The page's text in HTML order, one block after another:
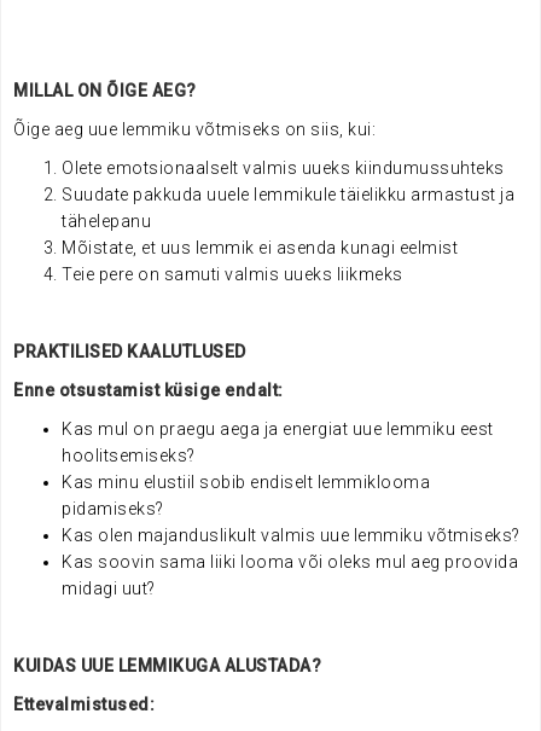
MILLAL ON ÕIGE AEG?
Õige aeg uue lemmiku võtmiseks on siis, kui:
Olete emotsionaalselt valmis uueks kiindumussuhteks
Suudate pakkuda uuele lemmikule täielikku armastust ja
tähelepanu
Mõistate, et uus lemmik ei asenda kunagi eelmist
Teie pere on samuti valmis uueks liikmeks
PRAKTILISED KAALUTLUSED
Enne otsustamist küsige endalt:
Kas mul on praegu aega ja energiat uue lemmiku eest
hoolitsemiseks?
Kas minu elustiil sobib endiselt lemmiklooma
pidamiseks?
Kas olen majanduslikult valmis uue lemmiku võtmiseks?
Kas soovin sama liiki looma või oleks mul aeg proovida
midagi uut?
KUIDAS UUE LEMMIKUGA ALUSTADA?
Ettevalmistused: